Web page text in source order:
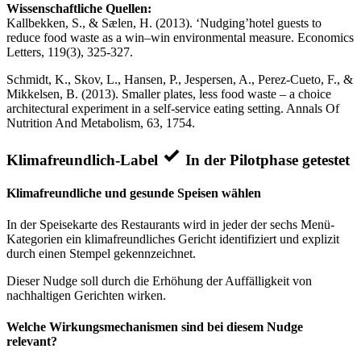
Wissenschaftliche Quellen:
Kallbekken, S., & Sælen, H. (2013). ‘Nudging’hotel guests to
reduce food waste as a win–win environmental measure. Economics
Letters, 119(3), 325-327.
Schmidt, K., Skov, L., Hansen, P., Jespersen, A., Perez-Cueto, F., &
Mikkelsen, B. (2013). Smaller plates, less food waste – a choice
architectural experiment in a self-service eating setting. Annals Of
Nutrition And Metabolism, 63, 1754.
Klimafreundlich-Label In der Pilotphase getestet
Klimafreundliche und gesunde Speisen wählen
In der Speisekarte des Restaurants wird in jeder der sechs Menü-
Kategorien ein klimafreundliches Gericht identifiziert und explizit
durch einen Stempel gekennzeichnet.
Dieser Nudge soll durch die Erhöhung der Auffälligkeit von
nachhaltigen Gerichten wirken.
Welche Wirkungsmechanismen sind bei diesem Nudge
relevant?